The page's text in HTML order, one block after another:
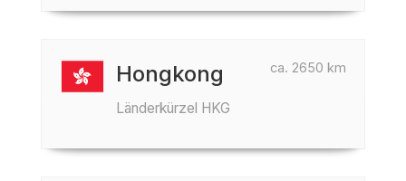
ca. 2650 km
Hongkong
Länderkürzel HKG